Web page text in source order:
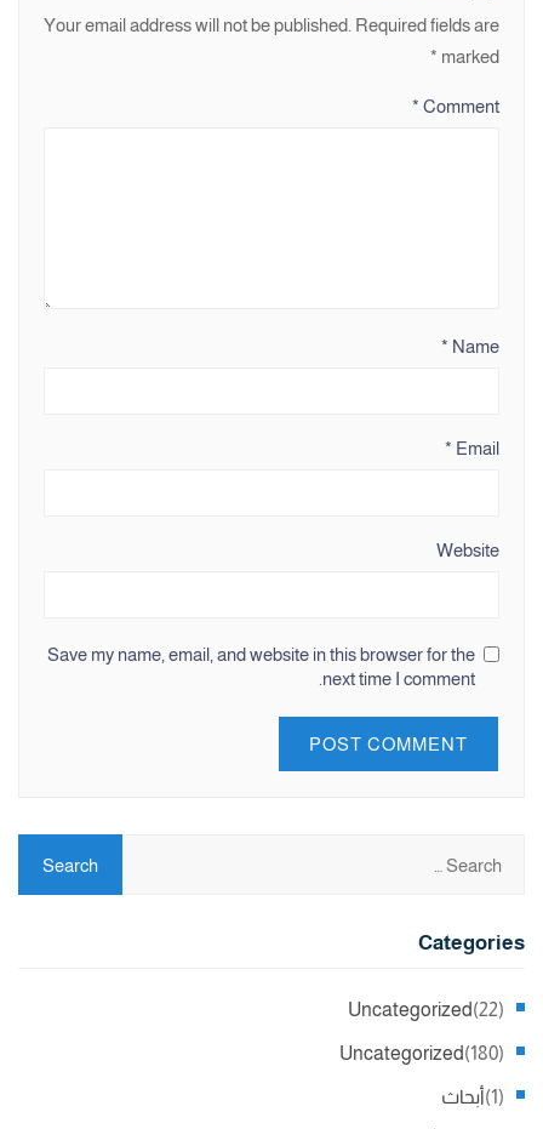
Your email address will not be published. Required fields are
marked
*
Comment
*
Name
*
Email
*
Website
Save my name, email, and website in this browser for the
next time I comment.
Categories
Uncategorized (22)
Uncategorized (180)
أبحاث (1)